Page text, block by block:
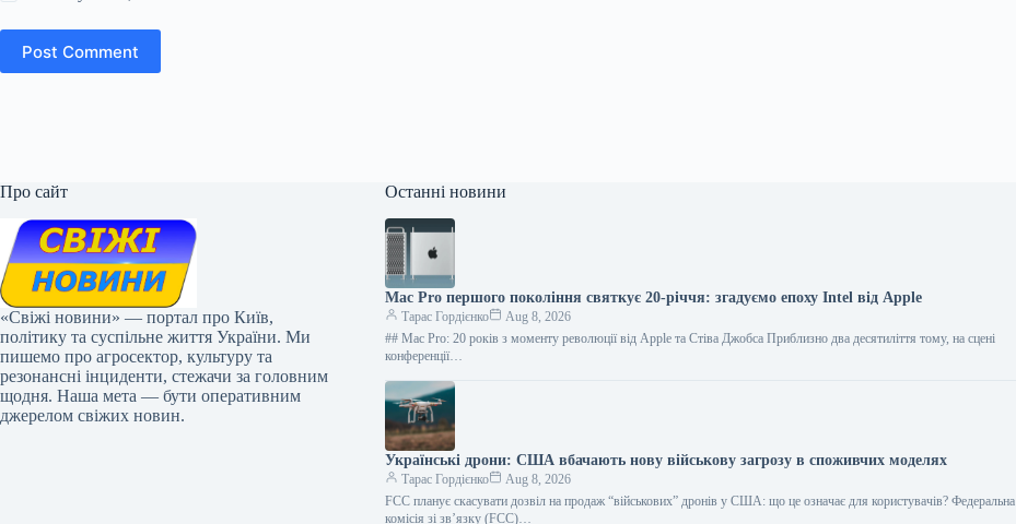
Post Comment
Про сайт
«Свіжі новини» — портал про Київ,
політику та суспільне життя України. Ми
пишемо про агросектор, культуру та
резонансні інциденти, стежачи за головним
щодня. Наша мета — бути оперативним
джерелом свіжих новин.
Останні новини
Mac Pro першого покоління святкує 20-річчя: згадуємо епоху Intel від Apple
Тарас Гордієнко
Aug 8, 2026
## Mac Pro: 20 років з моменту революції від Apple та Стіва Джобса Приблизно два десятиліття тому, на сцені
конференції…
Українські дрони: США вбачають нову військову загрозу в споживчих моделях
Тарас Гордієнко
Aug 8, 2026
FCC планує скасувати дозвіл на продаж “військових” дронів у США: що це означає для користувачів? Федеральна
комісія зі зв’язку (FCC)…